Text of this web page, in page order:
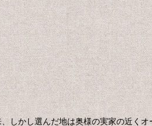
しかし選んだ地は奥様の実家の近く